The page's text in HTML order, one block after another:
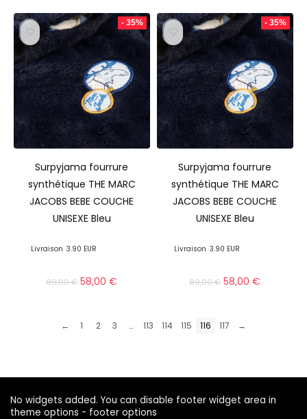
- 35%
Surpyjama fourrure
synthétique THE MARC
JACOBS BEBE COUCHE
UNISEXE Bleu
Livraison 3.90 EUR
89,00€ 58,00€
- 35%
Surpyjama fourrure
synthétique THE MARC
JACOBS BEBE COUCHE
UNISEXE Bleu
Livraison 3.90 EUR
89,00€ 58,00€
← 1 2 3 … 113 114 115 116 117 →
No widgets added. You can disable footer widget area in
theme options - footer options